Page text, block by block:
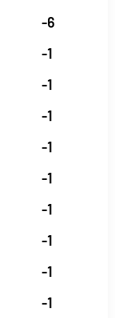
-6
-1
-1
-1
-1
-1
-1
-1
-1
-1